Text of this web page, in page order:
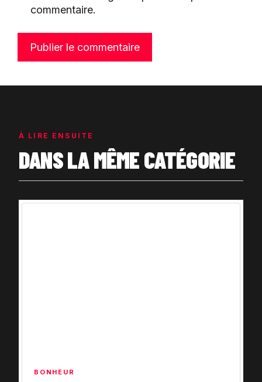
commentaire.
À LIRE ENSUITE
DANS LA MÊME CATÉGORIE
BONHEUR